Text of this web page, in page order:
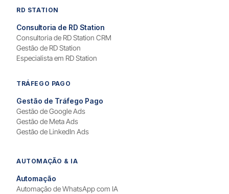
RD STATION
Consultoria de RD Station
Consultoria de RD Station CRM
Gestão de RD Station
Especialista em RD Station
TRÁFEGO PAGO
Gestão de Tráfego Pago
Gestão de Google Ads
Gestão de Meta Ads
Gestão de LinkedIn Ads
AUTOMAÇÃO & IA
Automação
Automação de WhatsApp com IA